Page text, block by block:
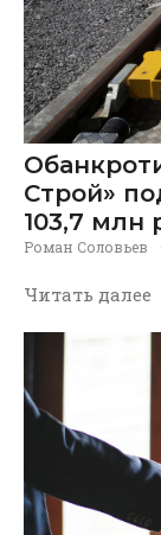
Строй»
103,7 млн
Роман Соловьев
Читать далее